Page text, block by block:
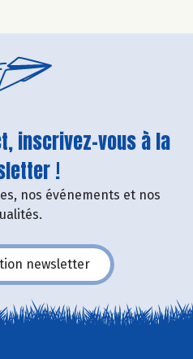
inscrivez-vous à la
!
nos événements et nos
newsletter